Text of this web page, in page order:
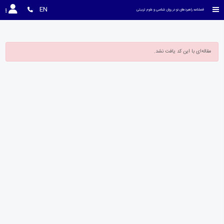
فصلنامه راهبردهای نو در روان شناسی و علوم تربیتی EN
مقاله‌ای با این کد یافت نشد.